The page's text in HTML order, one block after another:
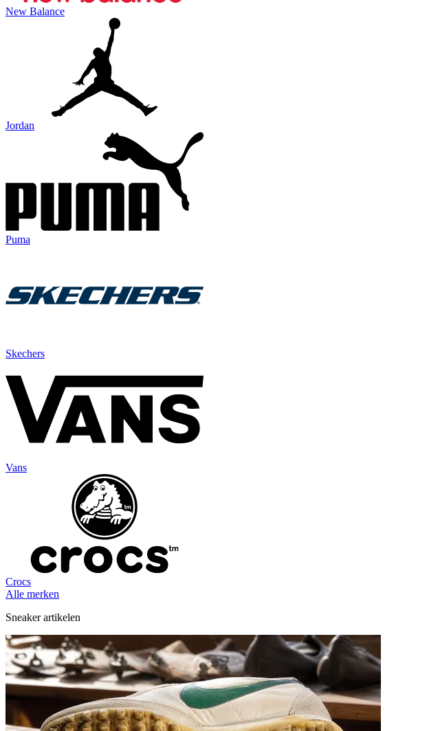
New Balance
Jordan
Puma
Skechers
Vans
Crocs
Alle merken
Sneaker artikelen